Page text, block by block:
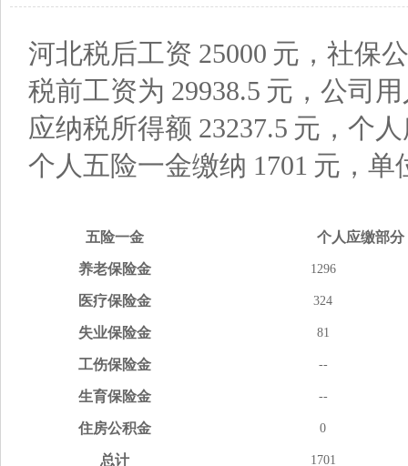
河北税后工资 25000 元，社保
税前工资为 29938.5 元，公司
应纳税所得额 23237.5 元，个
个人五险一金缴纳 1701 元，单
五险一金 个人应缴部分
养老保险金 1296
医疗保险金 324
失业保险金 81
工伤保险金 --
生育保险金 --
住房公积金 0
总计 1701